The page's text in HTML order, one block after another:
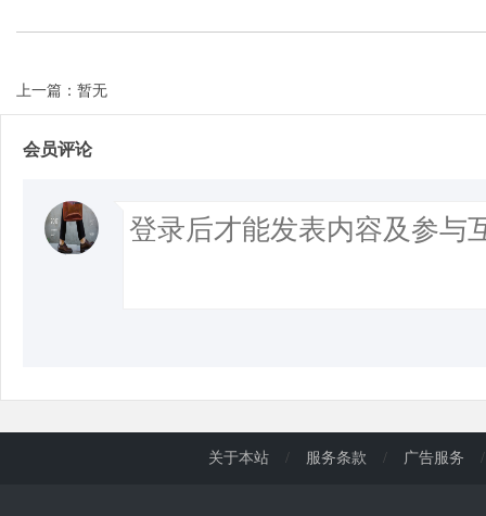
上一篇：暂无
会员评论
关于本站 / 服务条款 / 广告服务 /